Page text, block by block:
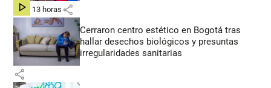
hace 13 horas share
Cerraron centro estético en Bogotá tras
hallar desechos biológicos y presuntas
irregularidades sanitarias
share